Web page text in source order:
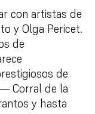
con artistas de
y Olga Pericet.
de
de
Corral de la
y hasta